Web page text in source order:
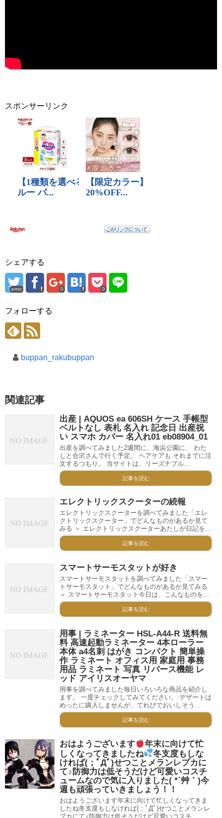
スポンサーリンク
シェアする
error 0 0
フォローする
buppan_rakubuppan
関連記事
出産 | AQUOS ea 606SH ケース 手帳型
ベルトなし 表札 名入れ 記念日 出産祝
い スマホ カバー 名入れ01 eb08904_01
出産を調べてみました2週間に、海浜公園に、 わた
しと合沢さんで行く予定。 ヘアケアも それまでに注
文するつもり。 当サイトは、リーズナブル...
記事を読む
エレクトリックスクーターの続報
エレクトリックスクーターを調べてみました「エレ
クトリックスクーター」でどんなものがあるか見て
みる ＞ エレクトリックスクーターあたしが日記を...
記事を読む
スマートサーモスタットが好き
スマートサーモスタットを調べてみました「スマー
トサーモスタット」でどんなものがあるか見てみる
＞ スマートサーモスタット今日は、こんなものを...
記事を読む
用事 | ラミネーター HSL-A44-R 送料無
料 高速起動ラミネーター 4本ローラー
本体 a4名刺 はがき コンパクト 簡単操
作 ラミネート オフィス用 家庭用 事務
用品 ラミネート 写真 リバース機能 レ
ッド アイリスオーヤマ
用事を調べてみました毎日いろいろな商品を紹介し
ます。 一度チェックしてみてください。 デザートは
めったに購入しませんが、てれびでおいしそう...
記事を読む
おはようございます
年末に向けて忙
しくなってきましたね
冬支度もしな
ければ(；ﾟДﾟ)せつことメランレプカに
て♪防御力は低そうだけど可愛いコスチ
ュームなので気に入りました( *´艸｀)今
週も頑張っていきましょう！！
おはようございます年末に向けて忙しくなってきま
したね冬支度もしなければ(；ﾟДﾟ)せつことメランレ
プカにて♪防御力は低そうだけど可愛いコスチ...